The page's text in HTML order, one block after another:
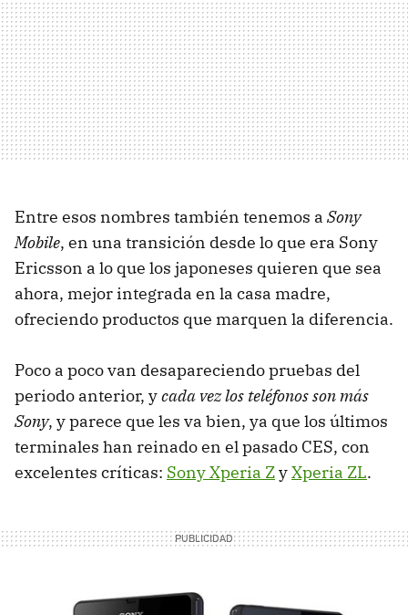
Entre esos nombres también tenemos a Sony
Mobile, en una transición desde lo que era Sony
Ericsson a lo que los japoneses quieren que sea
ahora, mejor integrada en la casa madre,
ofreciendo productos que marquen la diferencia.
Poco a poco van desapareciendo pruebas del
periodo anterior, ycada vez los teléfonos son más
Sony, y parece que les va bien, ya que los últimos
terminales han reinado en el pasado CES, con
excelentes críticas: Sony Xperia ZyXperia ZL.